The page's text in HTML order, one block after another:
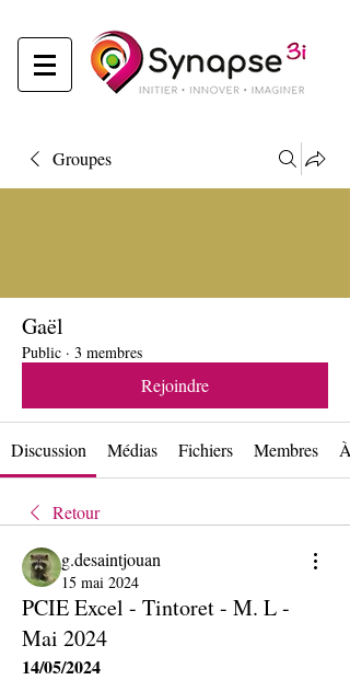
Groupes
Gaël
Public · 3 membres
Rejoindre
Discussion Médias Fichiers Membres
Retour
g.desaintjouan
15 mai 2024
PCIE Excel - Tintoret - M. L -
Mai 2024
14/05/2024